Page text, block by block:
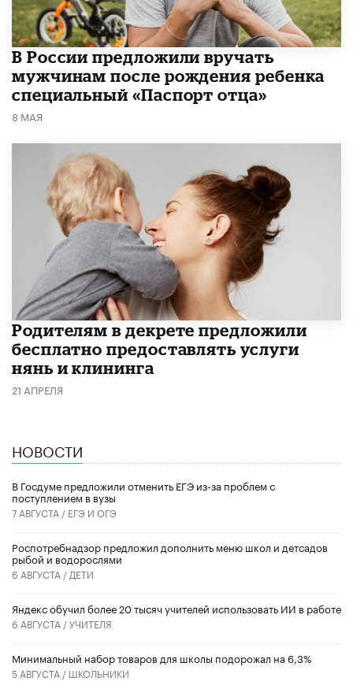
В России предложили вручать
мужчинам после рождения ребенка
специальный «Паспорт отца»
8 МАЯ
Родителям в декрете предложили
бесплатно предоставлять услуги
нянь и клининга
21 АПРЕЛЯ
НОВОСТИ
В Госдуме предложили отменить ЕГЭ из-за проблем с
поступлением в вузы
7 АВГУСТА / ЕГЭ И ОГЭ
Роспотребнадзор предложил дополнить меню школ и детсадов
рыбой и водорослями
6 АВГУСТА / ДЕТИ
​Яндекс обучил более 20 тысяч учителей использовать ИИ в работе
6 АВГУСТА /УЧИТЕЛЯ
Минимальный набор товаров для школы подорожал на 6,3%
5 АВГУСТА / ШКОЛЬНИКИ